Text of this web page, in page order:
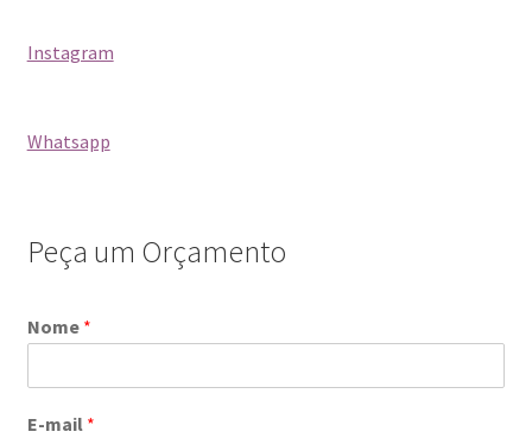
Contato
Home
Instagram
Whatsapp
Peça um Orçamento
Nome *
E-mail *